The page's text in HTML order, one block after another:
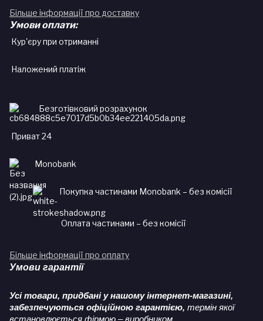
Більше інформації про доставку
Умови оплати:
Кур'єру при отриманні
Наложений платіж
Безготівковий розрахунок
Приват 24
Monobank
Покупка частинами Monobank – без комісії
Оплата частинами – без комісії
Більше інформації про оплату
Умови гарантії
Усі товари, придбані у нашому інтернет-магазині,
забезпечуються офіційною гарантією, термін якої